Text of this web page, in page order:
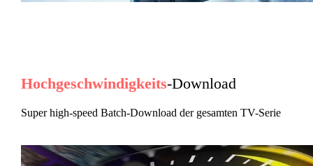
Hochgeschwindigkeits-Download
Super high-speed Batch-Download der gesamten TV-Serie